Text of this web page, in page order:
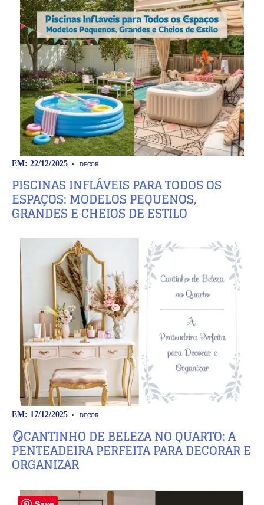
EM: 22/12/2025 DECOR
PISCINAS INFLÁVEIS PARA TODOS OS
ESPAÇOS: MODELOS PEQUENOS,
GRANDES E CHEIOS DE ESTILO
EM: 17/12/2025 DECOR
🪞CANTINHO DE BELEZA NO QUARTO: A
PENTEADEIRA PERFEITA PARA DECORAR E
ORGANIZAR